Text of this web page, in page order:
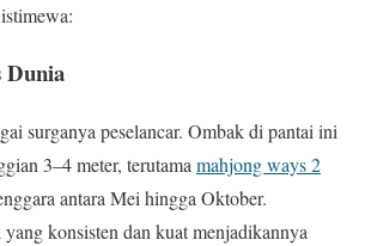
Dunia
surganya peselancar. Ombak di pantai ini
3–4 meter, terutama mahjong ways 2
antara Mei hingga Oktober.
konsisten dan kuat menjadikannya